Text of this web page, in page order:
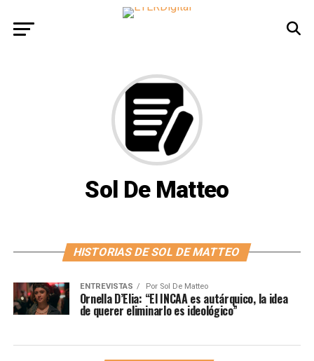
Sol De Matteo
HISTORIAS DE SOL DE MATTEO
ENTREVISTAS Por Sol De Matteo
Ornella D’Elia: “El INCAA es autárquico, la idea
de querer eliminarlo es ideológico”